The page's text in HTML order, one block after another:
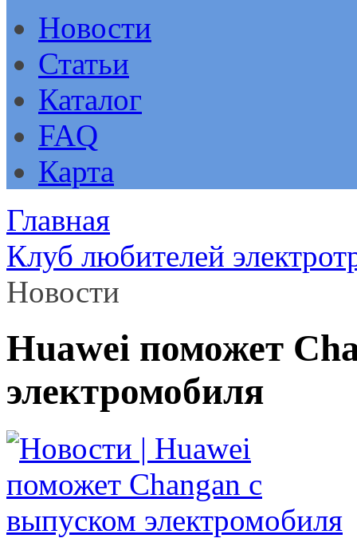
Новости
Статьи
Каталог
FAQ
Карта
Главная
Клуб любителей
Новости
Huawei поможет
электромобиля